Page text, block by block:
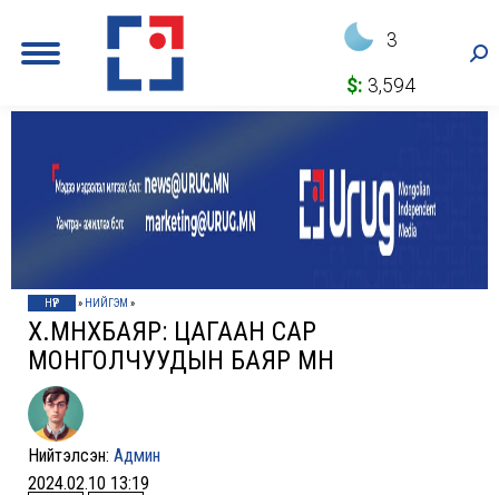
3
$: 3,594
НҮҮР » НИЙГЭМ »
Х.МӨНХБАЯР: ЦАГААН САР
МОНГОЛЧУУДЫН БАЯР МӨН
Нийтэлсэн: Админ
2024.02.10 13:19